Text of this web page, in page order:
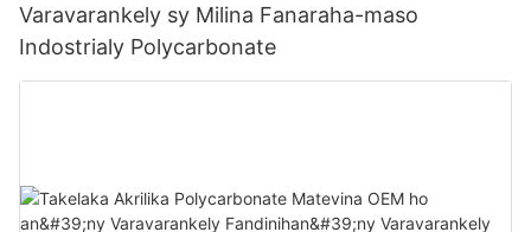
Varavarankely sy Milina Fanaraha-maso
Indostrialy Polycarbonate